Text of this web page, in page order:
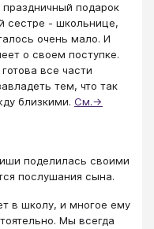
подарок
сестре - школьнице,
очень мало. И
о своем поступке.
все части
тем, что так
близкими. См.→
поделилась своими
послушания сына.
в школу, и многое ему
Мы всегда